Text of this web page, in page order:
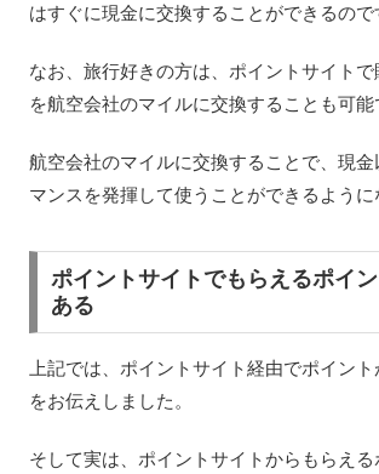
はすぐに現金に交換することができるので
なお、旅行好きの方は、ポイントサイトで
を航空会社のマイルに交換することも可能
航空会社のマイルに交換することで、現
マンスを発揮して使うことができるように
ポイントサイトでもらえるポイ
ある
上記では、ポイントサイト経由でポイン
をお伝えしました。
そして実は、ポイントサイトからもらえ